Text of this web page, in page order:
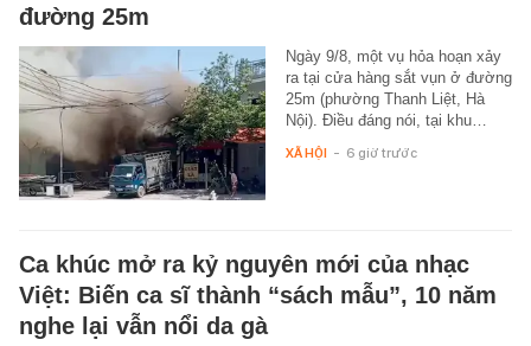
đường 25m
Ngày 9/8, một vụ hỏa hoạn xảy
ra tại cửa hàng sắt vụn ở đường
25m (phường Thanh Liệt, Hà
Nội). Điều đáng nói, tại khu…
XÃ HỘI - 6 giờ trước
Ca khúc mở ra kỷ nguyên mới của nhạc
Việt: Biến ca sĩ thành “sách mẫu”, 10 năm
nghe lại vẫn nổi da gà